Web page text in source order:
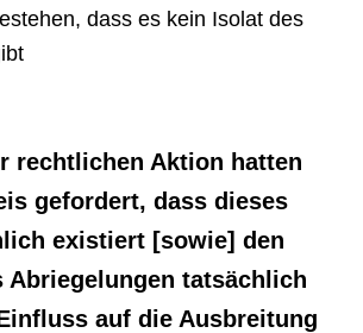
dass es kein Isolat des
rechtlichen Aktion hatten
gefordert, dass dieses
existiert [sowie] den
Abriegelungen tatsächlich
auf die Ausbreitung